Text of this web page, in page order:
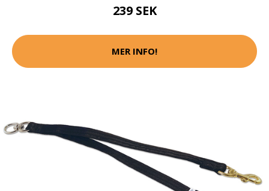
239 SEK
MER INFO!